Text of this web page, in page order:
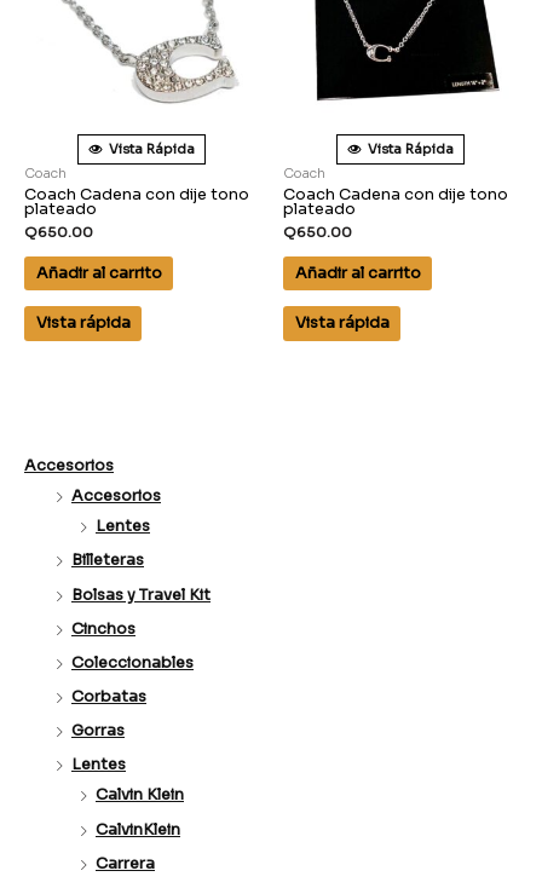
Accesorios
Accesorios
Lentes
Billeteras
Bolsas y Travel Kit
Cinchos
Coleccionables
Corbatas
Gorras
Lentes
Calvin Klein
CalvinKlein
Carrera
Vista Rápida
Coach
Coach Cadena con dije tono
plateado
Q650.00
Añadir al carrito
Vista rápida
Vista Rápida
Coach
Coach Cadena con dije tono
plateado
Q650.00
Añadir al carrito
Vista rápida